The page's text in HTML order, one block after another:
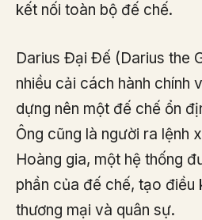
kết nối toàn bộ đế chế.
Darius Đại Đế (Darius the
nhiều cải cách hành chính
dựng nên một đế chế ổn
Ông cũng là người ra lệnh
Hoàng gia, một hệ thống
phần của đế chế, tạo điều
thương mại và quân sự.